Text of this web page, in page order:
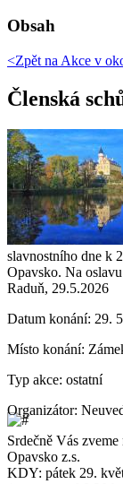
Obsah
<Zpět na Akce v
Členská
slavnostního dne k
Opavsko. Na
Raduň, 29.5.2026
Datum konání: 29.
Místo konání:
Typ akce: ostatní
Organizátor:
Srdečně Vás
Opavsko z.s.
KDY: pátek 29.